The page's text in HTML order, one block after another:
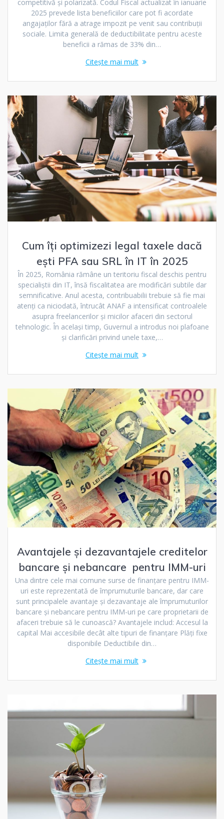
competitivă și polarizată. Codul Fiscal actualizat în ianuarie
2025 prevede lista beneficiilor care pot fi acordate
angajaților fără a atrage impozit pe venit sau contribuții
sociale. Limita generală de deductibilitate pentru aceste
beneficii a rămas de 33% din…
Citește mai mult
Cum îți optimizezi legal taxele dacă
ești PFA sau SRL în IT în 2025
În 2025, România rămâne un teritoriu fiscal deschis pentru
specialiștii din IT, însă fiscalitatea are modificări subtile dar
semnificative. Anul acesta, contribuabilii trebuie să fie mai
atenți ca niciodată, întrucât ANAF a intensificat controalele
asupra freelancerilor și micilor afaceri din sectorul
tehnologic. În același timp, Guvernul a introdus noi plafoane
și clarificări privind unele taxe,…
Citește mai mult
Avantajele și dezavantajele creditelor
bancare și nebancare pentru IMM-uri
Una dintre cele mai comune surse de finanțare pentru IMM-
uri este reprezentată de împrumuturile bancare, dar care
sunt principalele avantaje și dezavantaje ale împrumuturilor
bancare și nebancare pentru IMM-uri pe care proprietarii de
afaceri trebuie să le cunoască? Avantajele includ: Accesul la
capital Mai accesibile decât alte tipuri de finanțare Plăți fixe
disponibile Deductibile din…
Citește mai mult